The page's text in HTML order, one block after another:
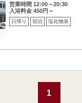
営業時間 12:00～20:30
入浴料金 450円～
日帰り 宿泊 塩化物泉
1